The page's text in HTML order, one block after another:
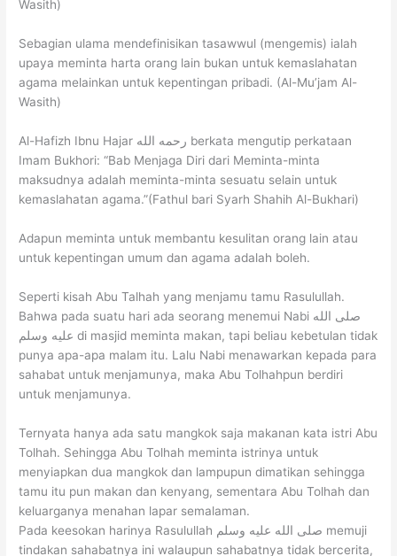
Wasith)
Sebagian ulama mendefinisikan tasawwul (mengemis) ialah
upaya meminta harta orang lain bukan untuk kemaslahatan
agama melainkan untuk kepentingan pribadi. (Al-Mu’jam Al-
Wasith)
Al-Hafizh Ibnu Hajar رحمه الله berkata mengutip perkataan
Imam Bukhori: “Bab Menjaga Diri dari Meminta-minta
maksudnya adalah meminta-minta sesuatu selain untuk
kemaslahatan agama.”(Fathul bari Syarh Shahih Al-Bukhari)
Adapun meminta untuk membantu kesulitan orang lain atau
untuk kepentingan umum dan agama adalah boleh.
Seperti kisah Abu Talhah yang menjamu tamu Rasulullah.
Bahwa pada suatu hari ada seorang menemui Nabi صلى الله
عليه وسلم di masjid meminta makan, tapi beliau kebetulan tidak
punya apa-apa malam itu. Lalu Nabi menawarkan kepada para
sahabat untuk menjamunya, maka Abu Tolhahpun berdiri
untuk menjamunya.
Ternyata hanya ada satu mangkok saja makanan kata istri Abu
Tolhah. Sehingga Abu Tolhah meminta istrinya untuk
menyiapkan dua mangkok dan lampupun dimatikan sehingga
tamu itu pun makan dan kenyang, sementara Abu Tolhah dan
keluarganya menahan lapar semalaman.
Pada keesokan harinya Rasulullah صلى الله عليه وسلم memuji
tindakan sahabatnya ini walaupun sahabatnya tidak bercerita,